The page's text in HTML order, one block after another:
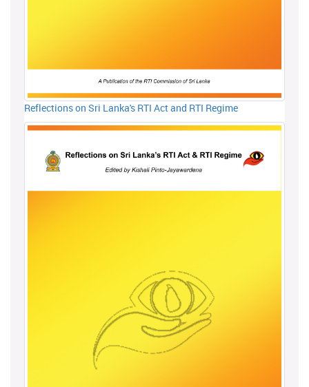
Reflections on Sri Lanka's RTI Act and RTI Regime